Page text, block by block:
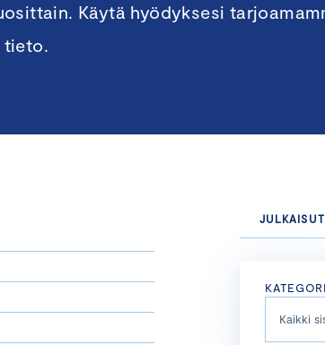
Käytä hyödyksesi
tieto.
JULKAISUT
Kaikki